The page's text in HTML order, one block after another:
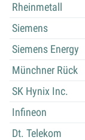
Rheinmetall
Siemens
Siemens Energy
Münchner Rück
SK Hynix Inc.
Infineon
Dt. Telekom